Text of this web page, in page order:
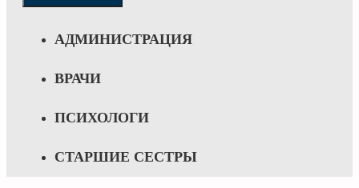
АДМИНИСТРАЦИЯ
ВРАЧИ
ПСИХОЛОГИ
СТАРШИЕ СЕСТРЫ